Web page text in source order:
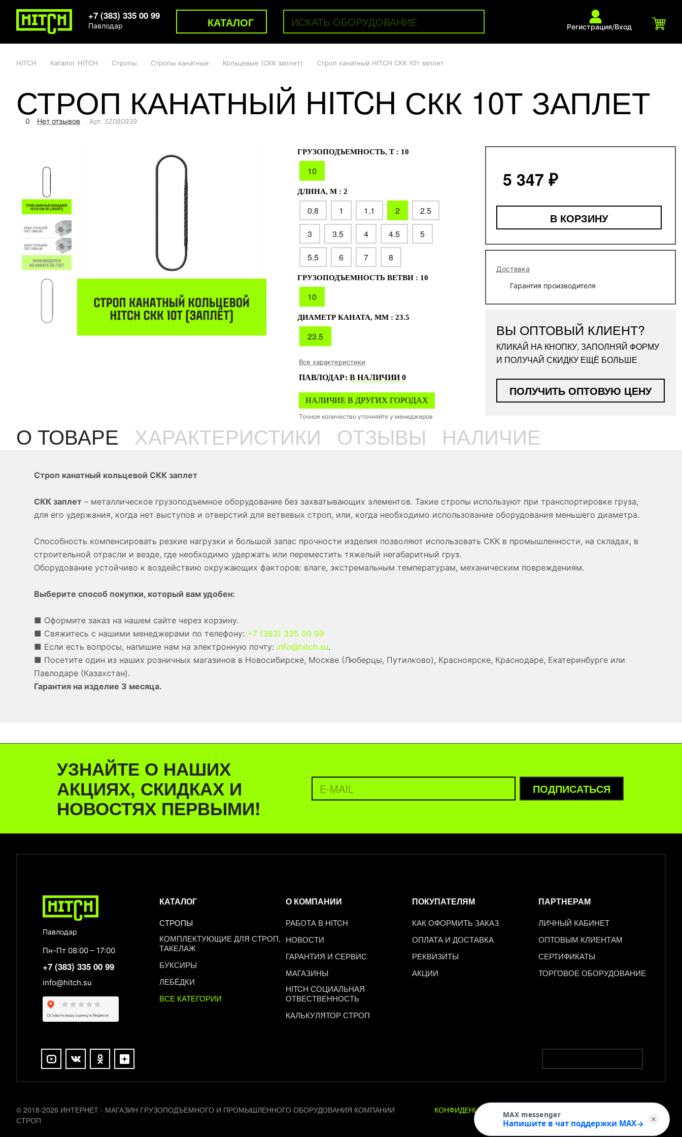
+7 (383) 335 00 99
Павлодар КАТАЛОГ Регистрация/Вход
HITCH Каталог HITCH Стропы Стропы канатные Кольцевые (СКК заплет) Строп канатный HITCH СКК 10т заплет
СТРОП КАНАТНЫЙ HITCH СКК 10Т ЗАПЛЕТ
0 Нет отзывов Арт. SZ080939
ГРУЗОПОДЪЕМНОСТЬ, Т : 10
10
ДЛИНА, М : 2
0.8 1 1.1 2
2.5
3
3.5 4 4.5
5
5.5
6 7 8
ГРУЗОПОДЪЕМНОСТЬ ВЕТВИ : 10
10
ДИАМЕТР КАНАТА, ММ : 23.5
23.5
Все характеристики
ПАВЛОДАР: В НАЛИЧИИ0
НАЛИЧИЕ В ДРУГИХ ГОРОДАХ
Точное количество уточняйте у менеджеров
5 347 ₽
В КОРЗИНУ
Доставка
Гарантия производителя
ВЫ ОПТОВЫЙ КЛИЕНТ?
КЛИКАЙ НА КНОПКУ, ЗАПОЛНЯЙ ФОРМУ
И ПОЛУЧАЙ СКИДКУ ЕЩЁ БОЛЬШЕ
ПОЛУЧИТЬ ОПТОВУЮ ЦЕНУ
О ТОВАРЕ ХАРАКТЕРИСТИКИ ОТЗЫВЫ НАЛИЧИЕ
Строп канатный кольцевой СКК заплет
СКК заплет – металлическое грузоподъемное оборудование без захватывающих элементов. Такие стропы используют при транспортировке груза,
для его удержания, когда нет выступов и отверстий для ветвевых строп, или, когда необходимо использование оборудования меньшего диаметра.
Способность компенсировать резкие нагрузки и большой запас прочности изделия позволяют использовать СКК в промышленности, на складах, в
строительной отрасли и везде, где необходимо удержать или переместить тяжелый негабаритный груз.
Оборудование устойчиво к воздействию окружающих факторов: влаге, экстремальным температурам, механическим повреждениям.
Выберите способ покупки, который вам удобен:
■ Оформите заказ на нашем сайте через корзину.
■ Свяжитесь с нашими менеджерами по телефону: +7 (383) 335 00 99
■ Если есть вопросы, напишие нам на электронную почту: info@hitch.su.
■ Посетите один из наших розничных магазинов в Новосибирске, Москве (Люберцы, Путилково), Красноярске, Краснодаре, Екатеринбурге или
Павлодаре (Казахстан).
Гарантия на изделие 3 месяца.
УЗНАЙТЕ О НАШИХ
АКЦИЯХ, СКИДКАХ И
НОВОСТЯХ ПЕРВЫМИ!
ПОДПИСАТЬСЯ
Павлодар
Пн-Пт 08:00 – 17:00
+7 (383) 335 00 99
info@hitch.su
КАТАЛОГ
СТРОПЫ
КОМПЛЕКТУЮЩИЕ ДЛЯ СТРОП,
ТАКЕЛАЖ
БУКСИРЫ
ЛЕБЁДКИ
ВСЕ КАТЕГОРИИ
О КОМПАНИИ
РАБОТА В HITCH
НОВОСТИ
ГАРАНТИЯ И СЕРВИС
МАГАЗИНЫ
HITCH СОЦИАЛЬНАЯ
ОТВЕСТВЕННОСТЬ
КАЛЬКУЛЯТОР СТРОП
ПОКУПАТЕЛЯМ
КАК ОФОРМИТЬ ЗАКАЗ
ОПЛАТА И ДОСТАВКА
РЕКВИЗИТЫ
АКЦИИ
ПАРТНЕРАМ
ЛИЧНЫЙ КАБИНЕТ
ОПТОВЫМ КЛИЕНТАМ
СЕРТИФИКАТЫ
ТОРГОВОЕ ОБОРУДОВАНИЕ
© 2018-2026 ИНТЕРНЕТ - МАГАЗИН ГРУЗОПОДЪЕМНОГО И ПРОМЫШЛЕННОГО ОБОРУДОВАНИЯ КОМПАНИИ
СТРОП
КОНФИДЕНЦИАЛЬНОСТЬ
СОГЛАШЕНИЕ
MAX messenger
Напишите в чат поддержки MAX→ ✕